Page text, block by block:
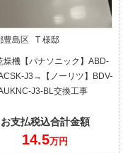
豊島区 T 様邸
燥機【パナソニック】ABD-
J3→【ノーリツ】BDV-
J3-BL交換工事
お支払税込合計金額
14.5万円